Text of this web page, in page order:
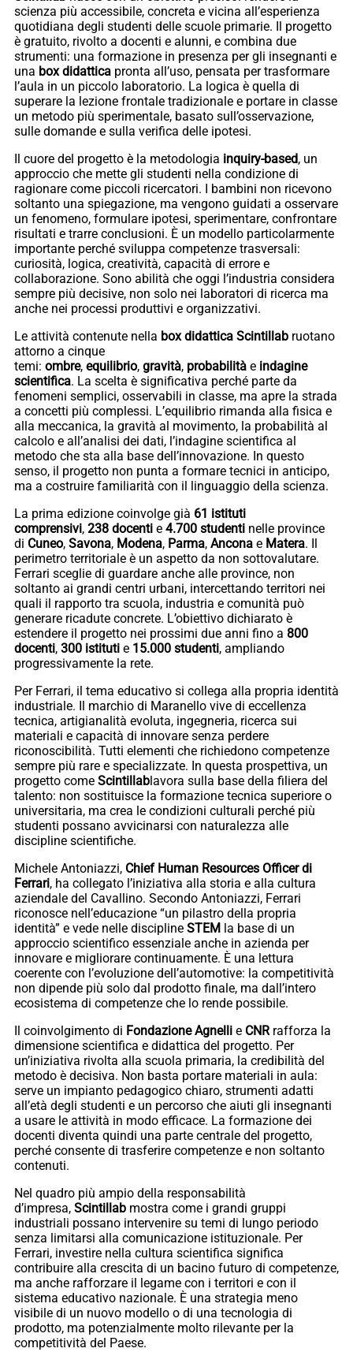
scienza più accessibile, concreta e vicina all’esperienza
quotidiana degli studenti delle scuole primarie. Il progetto
è gratuito, rivolto a docenti e alunni, e combina due
strumenti: una formazione in presenza per gli insegnanti e
una box didattica pronta all’uso, pensata per trasformare
l’aula in un piccolo laboratorio. La logica è quella di
superare la lezione frontale tradizionale e portare in classe
un metodo più sperimentale, basato sull’osservazione,
sulle domande e sulla verifica delle ipotesi.
Il cuore del progetto è la metodologia inquiry-based, un
approccio che mette gli studenti nella condizione di
ragionare come piccoli ricercatori. I bambini non ricevono
soltanto una spiegazione, ma vengono guidati a osservare
un fenomeno, formulare ipotesi, sperimentare, confrontare
risultati e trarre conclusioni. È un modello particolarmente
importante perché sviluppa competenze trasversali:
curiosità, logica, creatività, capacità di errore e
collaborazione. Sono abilità che oggi l’industria considera
sempre più decisive, non solo nei laboratori di ricerca ma
anche nei processi produttivi e organizzativi.
Le attività contenute nella box didattica Scintillab ruotano
attorno a cinque
temi: ombre, equilibrio, gravità, probabilità e indagine
scientifica. La scelta è significativa perché parte da
fenomeni semplici, osservabili in classe, ma apre la strada
a concetti più complessi. L’equilibrio rimanda alla fisica e
alla meccanica, la gravità al movimento, la probabilità al
calcolo e all’analisi dei dati, l’indagine scientifica al
metodo che sta alla base dell’innovazione. In questo
senso, il progetto non punta a formare tecnici in anticipo,
ma a costruire familiarità con il linguaggio della scienza.
La prima edizione coinvolge già 61 istituti
comprensivi, 238 docenti e 4.700 studenti nelle province
di Cuneo, Savona, Modena, Parma, Ancona e Matera. Il
perimetro territoriale è un aspetto da non sottovalutare.
Ferrari sceglie di guardare anche alle province, non
soltanto ai grandi centri urbani, intercettando territori nei
quali il rapporto tra scuola, industria e comunità può
generare ricadute concrete. L’obiettivo dichiarato è
estendere il progetto nei prossimi due anni fino a 800
docenti, 300 istituti e 15.000 studenti, ampliando
progressivamente la rete.
Per Ferrari, il tema educativo si collega alla propria identità
industriale. Il marchio di Maranello vive di eccellenza
tecnica, artigianalità evoluta, ingegneria, ricerca sui
materiali e capacità di innovare senza perdere
riconoscibilità. Tutti elementi che richiedono competenze
sempre più rare e specializzate. In questa prospettiva, un
progetto come Scintillab lavora sulla base della filiera del
talento: non sostituisce la formazione tecnica superiore o
universitaria, ma crea le condizioni culturali perché più
studenti possano avvicinarsi con naturalezza alle
discipline scientifiche.
Michele Antoniazzi, Chief Human Resources Officer di
Ferrari, ha collegato l’iniziativa alla storia e alla cultura
aziendale del Cavallino. Secondo Antoniazzi, Ferrari
riconosce nell’educazione “un pilastro della propria
identità” e vede nelle discipline STEM la base di un
approccio scientifico essenziale anche in azienda per
innovare e migliorare continuamente. È una lettura
coerente con l’evoluzione dell’automotive: la competitività
non dipende più solo dal prodotto finale, ma dall’intero
ecosistema di competenze che lo rende possibile.
Il coinvolgimento di Fondazione Agnelli e CNRrafforza la
dimensione scientifica e didattica del progetto. Per
un’iniziativa rivolta alla scuola primaria, la credibilità del
metodo è decisiva. Non basta portare materiali in aula:
serve un impianto pedagogico chiaro, strumenti adatti
all’età degli studenti e un percorso che aiuti gli insegnanti
a usare le attività in modo efficace. La formazione dei
docenti diventa quindi una parte centrale del progetto,
perché consente di trasferire competenze e non soltanto
contenuti.
Nel quadro più ampio della responsabilità
d’impresa, Scintillab mostra come i grandi gruppi
industriali possano intervenire su temi di lungo periodo
senza limitarsi alla comunicazione istituzionale. Per
Ferrari, investire nella cultura scientifica significa
contribuire alla crescita di un bacino futuro di competenze,
ma anche rafforzare il legame con i territori e con il
sistema educativo nazionale. È una strategia meno
visibile di un nuovo modello o di una tecnologia di
prodotto, ma potenzialmente molto rilevante per la
competitività del Paese.